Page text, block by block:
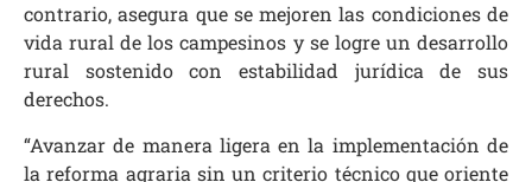
contrario, asegura que se mejoren las condiciones de
vida rural de los campesinos y se logre un desarrollo
rural sostenido con estabilidad jurídica de sus
derechos.
“Avanzar de manera ligera en la implementación de
la reforma agraria sin un criterio técnico que oriente